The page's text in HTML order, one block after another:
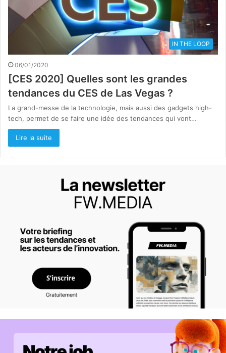
IN THE LOOP
06/01/2020
[CES 2020] Quelles sont les grandes
tendances du CES de Las Vegas ?
La grand-messe de la technologie, mais aussi des gadgets high-
tech, permet de se faire une idée des tendances qui vont…
Lire la suite